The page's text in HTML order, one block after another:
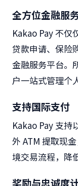
全方位金融服
Kakao Pay不仅
贷款申请、保险
金融服务平台。
户一站式管理个
支持国际支付
Kakao Pay 支持
外 ATM 提取现
境交易流程，降
奖励与忠诚度